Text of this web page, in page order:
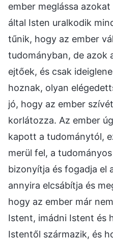
ember meglássa
által Isten uralkodik
tűnik, hogy az ember
tudományban, de azok
ejtőek, és csak
hoznak, olyan
jó, hogy az ember
korlátozza. Az ember
kapott a tudománytól,
merül fel, a
bizonyítja és fogadja el
annyira elcsábítja és
hogy az ember már
Istent, imádni Istent és
Istentől származik, és